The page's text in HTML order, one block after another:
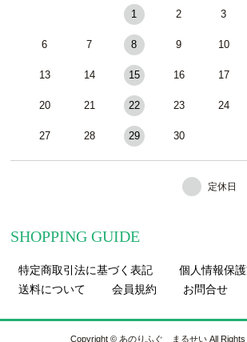
1 2 3
6 7 8 9 10
13 14 15 16 17
20 21 22 23 24
27 28 29 30
定休日
SHOPPING GUIDE
特定商取引法に基づく表記
個人情報保
送料について
会員規約 お問合せ
Copyright © あのりふぐ まるせい All Rights